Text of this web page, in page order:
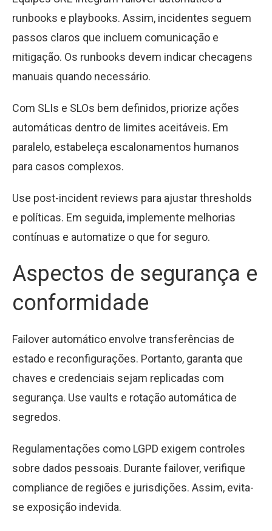
runbooks e playbooks. Assim, incidentes seguem
passos claros que incluem comunicação e
mitigação. Os runbooks devem indicar checagens
manuais quando necessário.
Com SLIs e SLOs bem definidos, priorize ações
automáticas dentro de limites aceitáveis. Em
paralelo, estabeleça escalonamentos humanos
para casos complexos.
Use post-incident reviews para ajustar thresholds
e políticas. Em seguida, implemente melhorias
contínuas e automatize o que for seguro.
Aspectos de segurança e
conformidade
Failover automático envolve transferências de
estado e reconfigurações. Portanto, garanta que
chaves e credenciais sejam replicadas com
segurança. Use vaults e rotação automática de
segredos.
Regulamentações como LGPD exigem controles
sobre dados pessoais. Durante failover, verifique
compliance de regiões e jurisdições. Assim, evita-
se exposição indevida.